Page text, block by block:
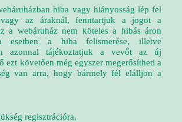
hiba vagy hiányosság lép fel
az áraknál, fenntartjuk a jogot a
a webáruház nem köteles a hibás áron
esetben a hiba felismerése, illetve
azonnal tájékoztatjuk a vevőt az új
ezt követően még egyszer megerősítheti a
van arra, hogy bármely fél elálljon a
regisztrációra.